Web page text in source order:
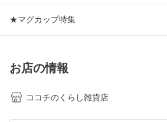
★マグカップ特集
お店の情報
ココチのくらし雑貨店